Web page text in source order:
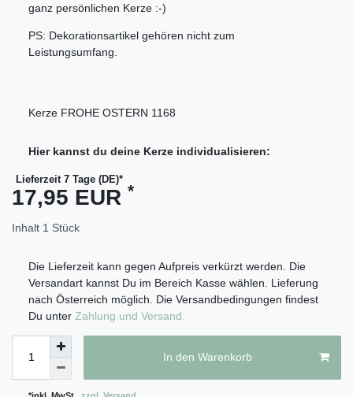
ganz persönlichen Kerze :-)
PS: Dekorationsartikel gehören nicht zum
Leistungsumfang.
Kerze FROHE OSTERN 1168
Hier kannst du deine Kerze individualisieren:
Lieferzeit 7 Tage (DE)*
17,95 EUR *
Inhalt 1 Stück
Die Lieferzeit kann gegen Aufpreis verkürzt werden. Die
Versandart kannst Du im Bereich Kasse wählen. Lieferung
nach Österreich möglich. Die Versandbedingungen findest
Du unter Zahlung und Versand.
In den Warenkorb